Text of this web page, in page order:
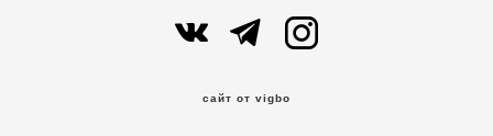
сайт от vigbo